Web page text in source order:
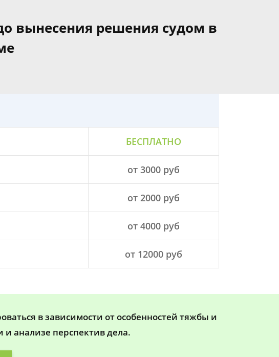
вынесения решения судом в
БЕСПЛАТНО
от 3000 руб
от 2000 руб
от 4000 руб
от 12000 руб
в зависимости от особенностей тяжбы и
анализе перспектив дела.